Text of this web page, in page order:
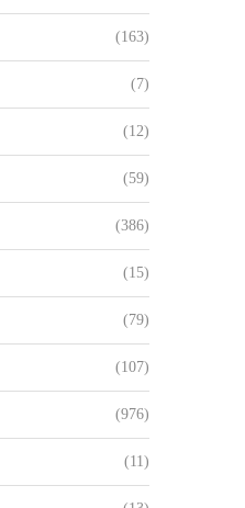
(163)
(7)
(12)
(59)
(386)
(15)
(79)
(107)
(976)
(11)